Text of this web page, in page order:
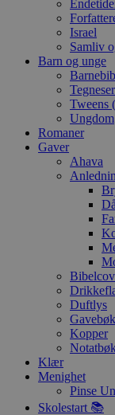
Israel
Samliv
Barn og unge
Tweens
Ungdom
Romaner
Gaver
Ahava
Duftlys
Kopper
Klær
Menighet
Pinse
Skolestart 📚